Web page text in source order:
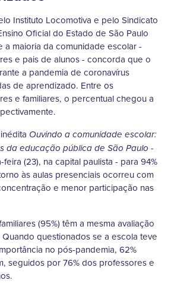
Instituto Locomotiva e pelo Sindicato
Oficial do Estado de São Paulo
a maioria da comunidade escolar -
e pais de alunos - concorda que o
a pandemia de coronavírus
de aprendizado. Entre os
e familiares, o percentual chegou a
Ouvindo a comunidade escolar:
da educação pública de São Paulo -
(23), na capital paulista - para 94%
às aulas presenciais ocorreu com
e menor participação nas
(95%) têm a mesma avaliação
questionados se a escola teve
no pós-pandemia, 62%
seguidos por 76% dos professores e